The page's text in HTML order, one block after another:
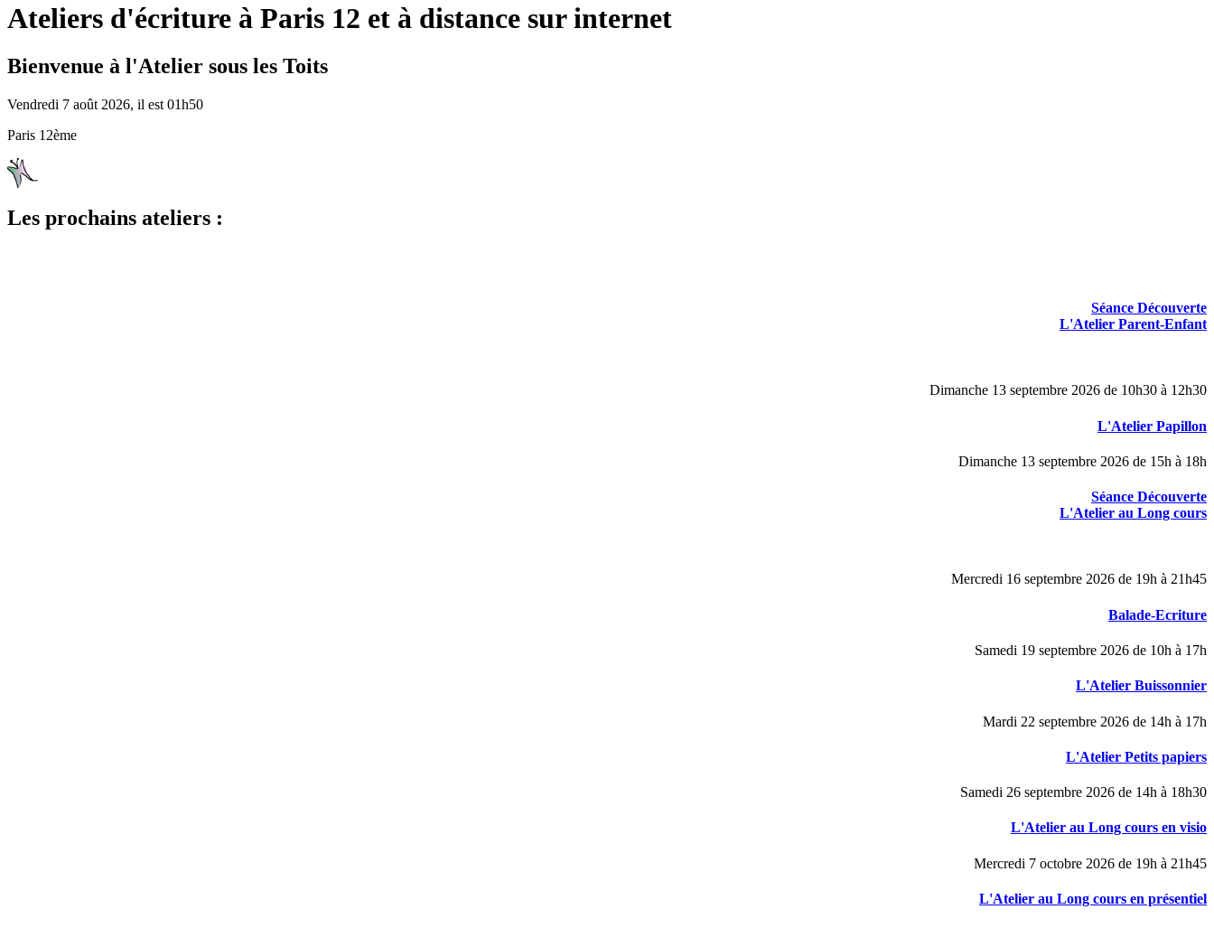
Ateliers d'écriture à Paris 12 et à distance sur internet
Bienvenue à l'Atelier sous les Toits
Vendredi 7 août 2026, il est 01h50
Paris 12ème
Les prochains ateliers :
Séance Découverte
L'Atelier Parent-Enfant
Dimanche 13 septembre 2026 de 10h30 à 12h30
L'Atelier Papillon
Dimanche 13 septembre 2026 de 15h à 18h
Séance Découverte
L'Atelier au Long cours
Mercredi 16 septembre 2026 de 19h à 21h45
Balade-Ecriture
Samedi 19 septembre 2026 de 10h à 17h
L'Atelier Buissonnier
Mardi 22 septembre 2026 de 14h à 17h
L'Atelier Petits papiers
Samedi 26 septembre 2026 de 14h à 18h30
L'Atelier au Long cours en visio
Mercredi 7 octobre 2026 de 19h à 21h45
L'Atelier au Long cours en présentiel